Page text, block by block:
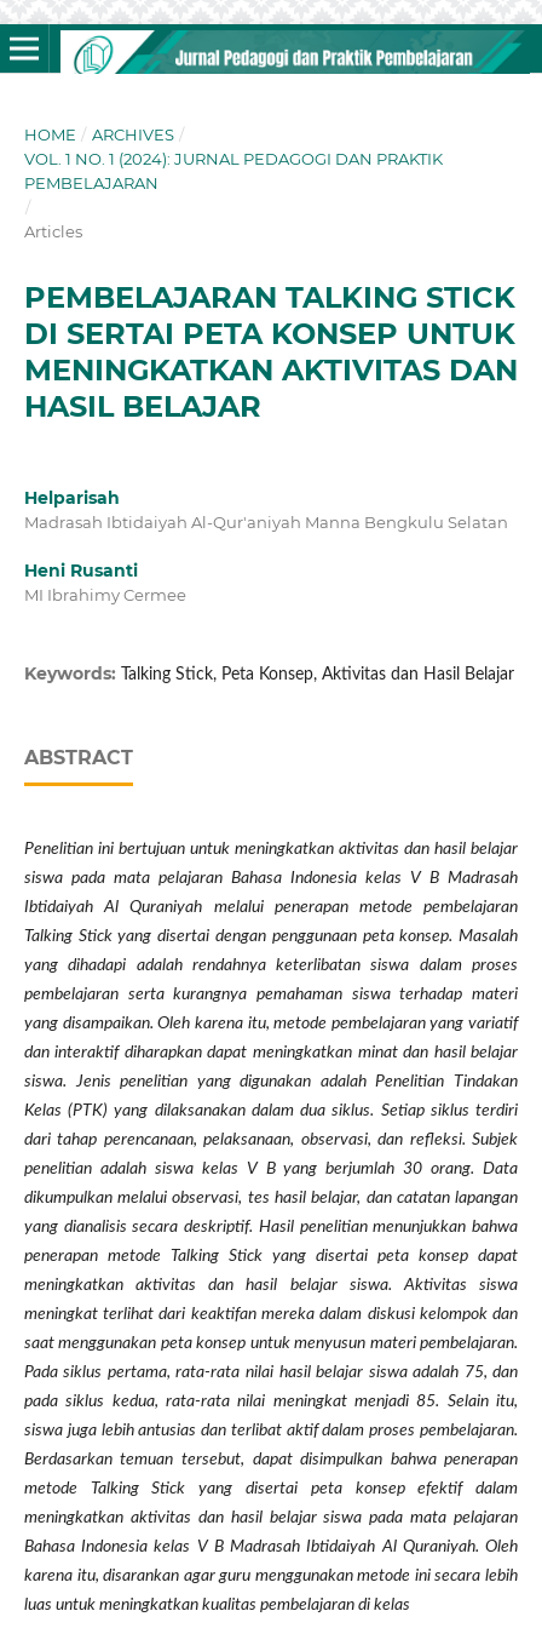
HOME / ARCHIVES /
VOL. 1 NO. 1 (2024): JURNAL PEDAGOGI DAN PRAKTIK
PEMBELAJARAN
/
Articles
PEMBELAJARAN TALKING STICK
DI SERTAI PETA KONSEP UNTUK
MENINGKATKAN AKTIVITAS DAN
HASIL BELAJAR
Helparisah
Madrasah Ibtidaiyah Al-Qur'aniyah Manna Bengkulu Selatan
Heni Rusanti
MI Ibrahimy Cermee
Keywords: Talking Stick, Peta Konsep, Aktivitas dan Hasil Belajar
ABSTRACT
Penelitian ini bertujuan untuk meningkatkan aktivitas dan hasil belajar
siswa pada mata pelajaran Bahasa Indonesia kelas V B Madrasah
Ibtidaiyah Al Quraniyah melalui penerapan metode pembelajaran
Talking Stick yang disertai dengan penggunaan peta konsep. Masalah
yang dihadapi adalah rendahnya keterlibatan siswa dalam proses
pembelajaran serta kurangnya pemahaman siswa terhadap materi
yang disampaikan. Oleh karena itu, metode pembelajaran yang variatif
dan interaktif diharapkan dapat meningkatkan minat dan hasil belajar
siswa. Jenis penelitian yang digunakan adalah Penelitian Tindakan
Kelas (PTK) yang dilaksanakan dalam dua siklus. Setiap siklus terdiri
dari tahap perencanaan, pelaksanaan, observasi, dan refleksi. Subjek
penelitian adalah siswa kelas V B yang berjumlah 30 orang. Data
dikumpulkan melalui observasi, tes hasil belajar, dan catatan lapangan
yang dianalisis secara deskriptif. Hasil penelitian menunjukkan bahwa
penerapan metode Talking Stick yang disertai peta konsep dapat
meningkatkan aktivitas dan hasil belajar siswa. Aktivitas siswa
meningkat terlihat dari keaktifan mereka dalam diskusi kelompok dan
saat menggunakan peta konsep untuk menyusun materi pembelajaran.
Pada siklus pertama, rata-rata nilai hasil belajar siswa adalah 75, dan
pada siklus kedua, rata-rata nilai meningkat menjadi 85. Selain itu,
siswa juga lebih antusias dan terlibat aktif dalam proses pembelajaran.
Berdasarkan temuan tersebut, dapat disimpulkan bahwa penerapan
metode Talking Stick yang disertai peta konsep efektif dalam
meningkatkan aktivitas dan hasil belajar siswa pada mata pelajaran
Bahasa Indonesia kelas V B Madrasah Ibtidaiyah Al Quraniyah. Oleh
karena itu, disarankan agar guru menggunakan metode ini secara lebih
luas untuk meningkatkan kualitas pembelajaran di kelas